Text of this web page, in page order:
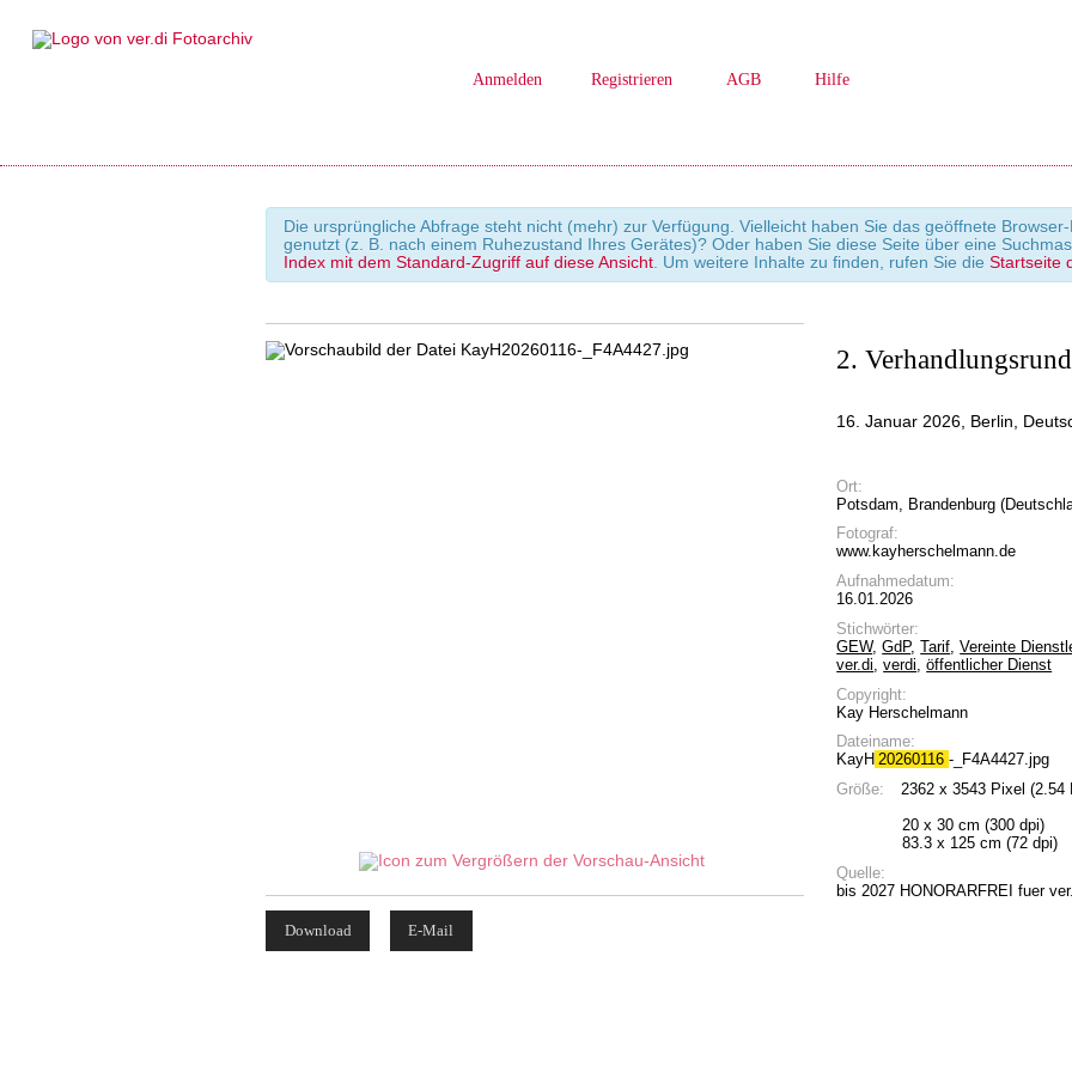
Anmelden Registrieren AGB Hilfe
Die ursprüngliche Abfrage steht nicht (mehr) zur Verfügung. Vielleicht haben Sie das geöffnete
genutzt (z. B. nach einem Ruhezustand Ihres Gerätes)? Oder haben Sie diese Seite über eine
Index mit dem Standard-Zugriff auf diese Ansicht. Um weitere Inhalte zu finden, rufen Sie die Startseite
Download E-Mail
2.
16. Januar 2026, Berlin,
Ort:
Potsdam, Brandenburg
Fotograf:
www.kayherschelmann.de
Aufnahmedatum:
16.01.2026
Stichwörter:
GEW,GdP,Tarif ,Vereinte
ver.di ,verdi ,öffentlicher Dienst
Copyright:
Kay Herschelmann
Dateiname:
KayH 20260116 -_F4A4427.jpg
Größe:
2362 x 3543 Pixel (2.54
20 x 30 cm (300 dpi)
83.3 x 125 cm (72 dpi)
Quelle:
bis 2027 HONORARFREI fuer